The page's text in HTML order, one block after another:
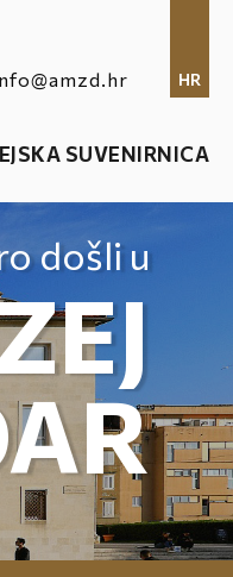
HR
SUVENIRNICA
došli u